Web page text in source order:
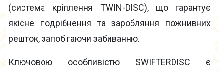
(система кріплення TWIN-DISC), що гарантує
якісне подрібнення та заробляння пожнивних
решток, запобігаючи забиванню.
Ключовою особливістю SWIFTERDISC є